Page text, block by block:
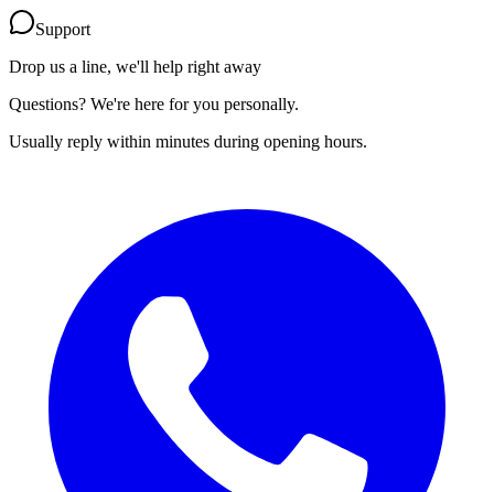
Support
Drop us a line, we'll help right away
Questions? We're here for you personally.
Usually reply within minutes during opening hours.